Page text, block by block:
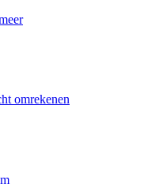
omrekenen